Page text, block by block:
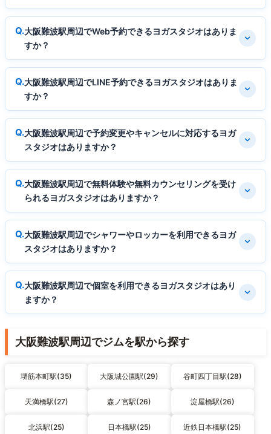
大阪難波駅周辺でWeb予約できるヨガスタジオはありま
すか？
大阪難波駅周辺でLINE予約できるヨガスタジオはありま
すか？
大阪難波駅周辺で予約変更やキャンセルに対応するヨガ
スタジオはありますか？
大阪難波駅周辺で無料体験や無料カウンセリングを受け
られるヨガスタジオはありますか？
大阪難波駅周辺でシャワーやロッカーを利用できるヨガ
スタジオはありますか？
大阪難波駅周辺で個室を利用できるヨガスタジオはあり
ますか？
大阪難波駅周辺でジムを駅から探す
堺筋本町駅(35) 大阪城公園駅(29) 谷町四丁目駅(28)
天満橋駅(27) 森ノ宮駅(26) 淀屋橋駅(26)
北浜駅(25) 日本橋駅(25) 近鉄日本橋駅(25)